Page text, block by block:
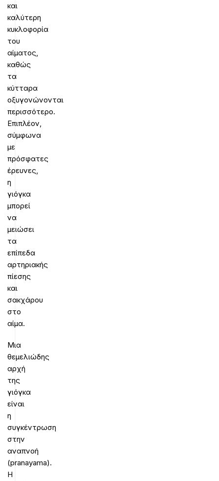
και
καλύτερη
κυκλοφορία
του
αίματος,
καθώς
τα
κύτταρα
οξυγονώνονται
περισσότερο.
Επιπλέον,
σύμφωνα
με
πρόσφατες
έρευνες,
η
γιόγκα
μπορεί
να
μειώσει
τα
επίπεδα
αρτηριακής
πίεσης
και
σακχάρου
στο
αίμα.
Μια
θεμελιώδης
αρχή
της
γιόγκα
είναι
η
συγκέντρωση
στην
αναπνοή
(pranayama).
Η